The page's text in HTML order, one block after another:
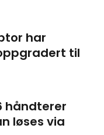
har
til
håndterer
løses via